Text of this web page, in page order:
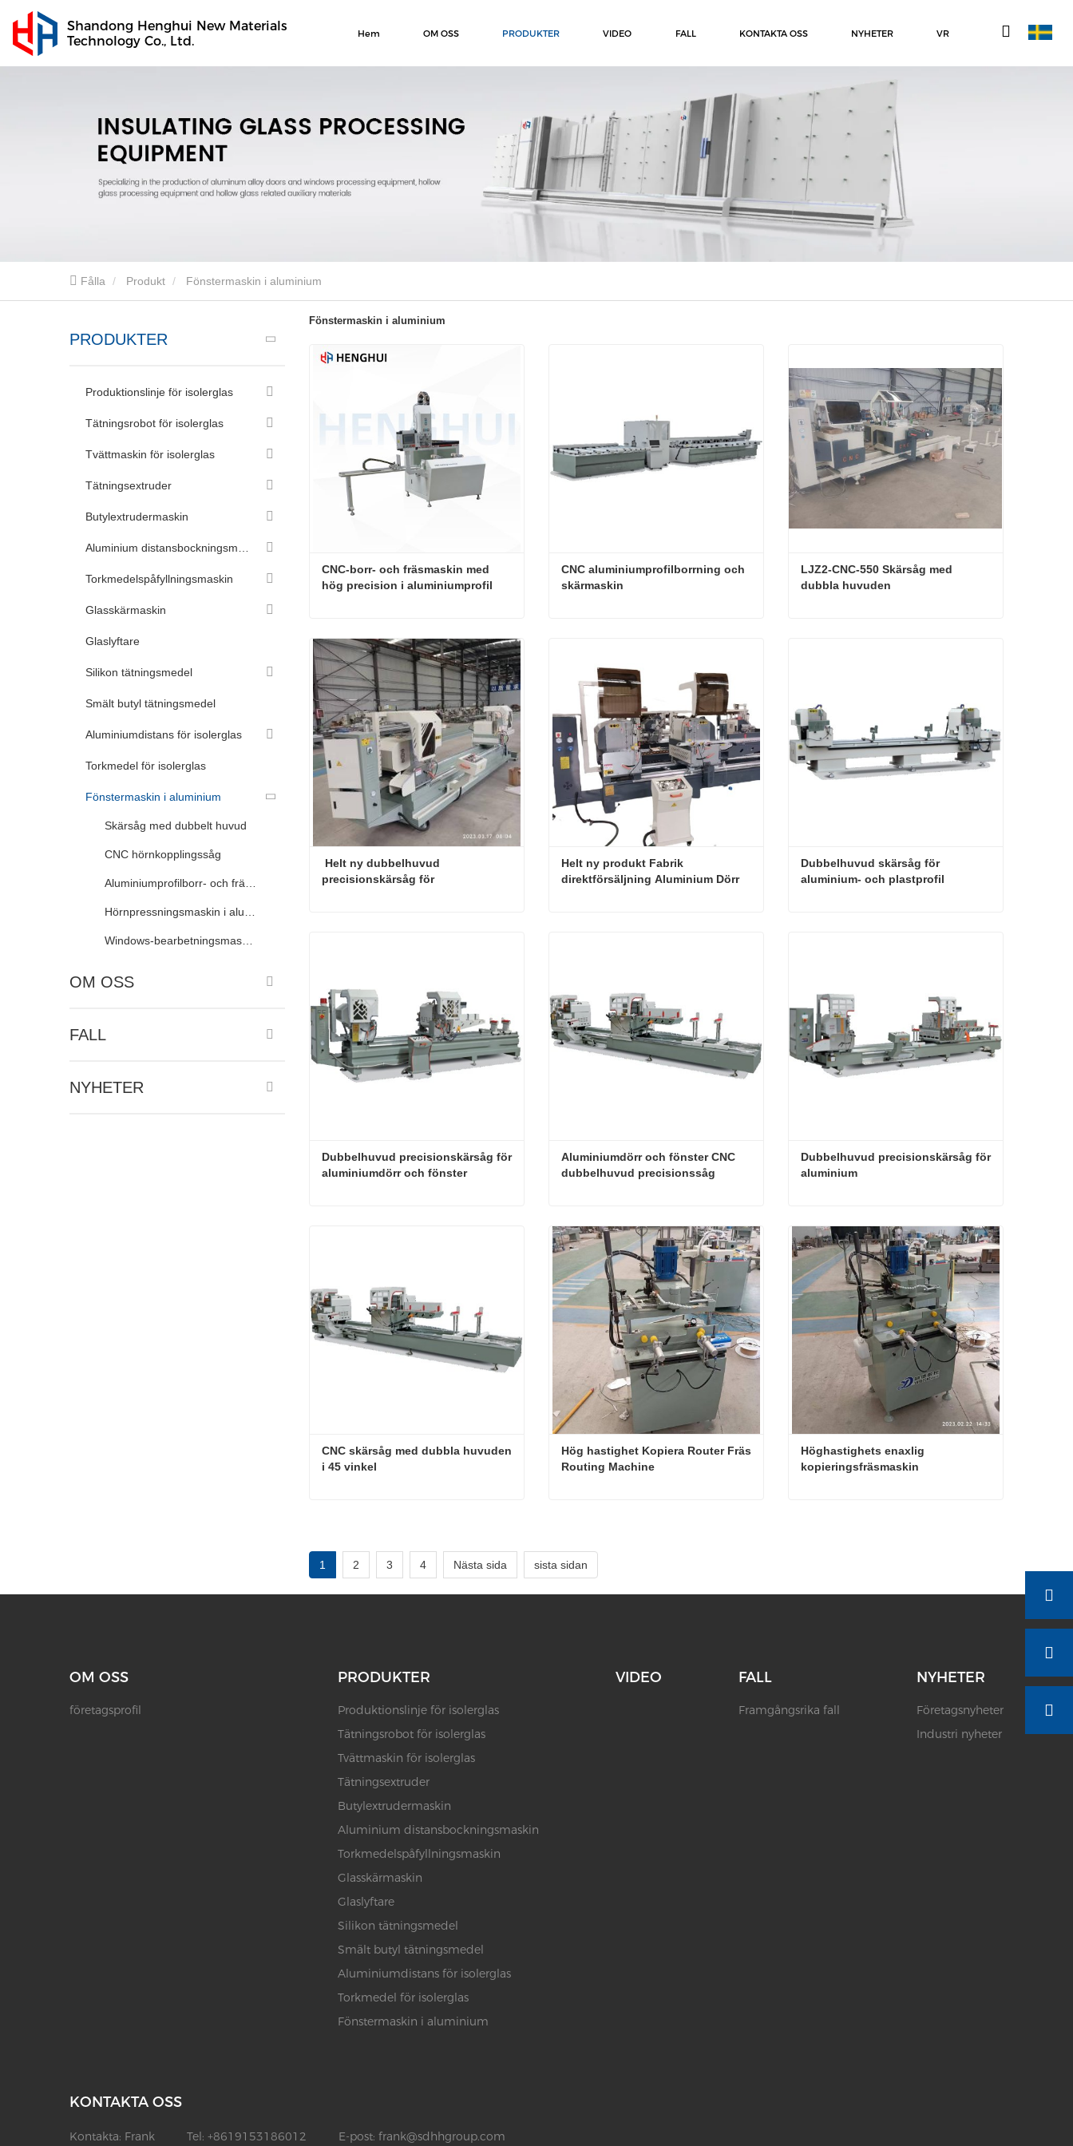
Shandong Henghui New Materials
Technology Co., Ltd.
Hem OM OSS PRODUKTER VIDEO FALL KONTAKTA OSS NYHETER VR
Fålla Produkt Fönstermaskin i aluminium
PRODUKTER
Produktionslinje för isolerglas
Tätningsrobot för isolerglas
Tvättmaskin för isolerglas
Tätningsextruder
Butylextrudermaskin
Torkmedelspåfyllningsmaskin
Glasskärmaskin
Glaslyftare
Silikon tätningsmedel
Smält butyl tätningsmedel
Aluminiumdistans för isolerglas
Torkmedel för isolerglas
Fönstermaskin i aluminium
Skärsåg med dubbelt huvud
CNC hörnkopplingssåg
OM OSS
FALL
NYHETER
Fönstermaskin i aluminium
CNC-borr- och fräsmaskin med
hög precision i aluminiumprofil
CNC-borr- och fräsmaskin med hög precision i aluminiumprofil
Kontakta nu
CNC aluminiumprofilborrning och
skärmaskin
LJZ2-CNC-550 Skärsåg med
dubbla huvuden
Helt ny dubbelhuvud
precisionskärsåg för
Helt ny produkt Fabrik
direktförsäljning Aluminium Dörr
Dubbelhuvud skärsåg för
aluminium- och plastprofil
Dubbelhuvud precisionskärsåg för
aluminiumdörr och fönster
Aluminiumdörr och fönster CNC
dubbelhuvud precisionssåg
Aluminiumdörr och fönster CNC dubbelhuvud precisionssåg
Kontakta nu
Dubbelhuvud precisionskärsåg för
aluminium
Dubbelhuvud precisionskärsåg för aluminium
Kontakta nu
CNC skärsåg med dubbla huvuden
i 45 vinkel
Hög hastighet Kopiera Router Fräs
Routing Machine
Höghastighets enaxlig
kopieringsfräsmaskin
1
2 3 4 Nästa sida sista sidan
OM OSS
företagsprofil
PRODUKTER
Produktionslinje för isolerglas
Tätningsrobot för isolerglas
Tvättmaskin för isolerglas
Tätningsextruder
Butylextrudermaskin
Aluminium distansbockningsmaskin
Torkmedelspåfyllningsmaskin
Glasskärmaskin
Glaslyftare
Silikon tätningsmedel
Smält butyl tätningsmedel
Aluminiumdistans för isolerglas
Torkmedel för isolerglas
Fönstermaskin i aluminium
VIDEO FALL
Framgångsrika fall
NYHETER
Företagsnyheter
Industri nyheter
KONTAKTA OSS
Kontakta: Frank Tel: +8619153186012 E-post: frank@sdhhgroup.com